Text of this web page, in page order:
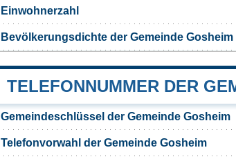
Einwohnerzahl
Bevölkerungsdichte der Gemeinde Gosheim
TELEFONNUMMER DER
Gemeindeschlüssel der Gemeinde Gosheim
Telefonvorwahl der Gemeinde Gosheim